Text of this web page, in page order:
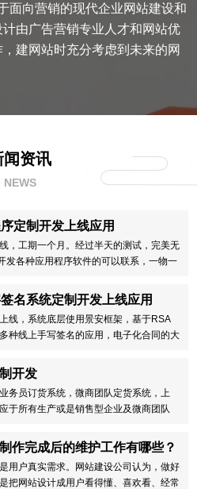
面向营销的现代企业网站建设和
由广告营销专业人才和网站优
建网站时充分考虑到未来的网
商务功能,为您赢得市场。
闻资讯
NEWS
定制开发上线应用
，工期一个月。经过半天的测试，完美无
发各种应用程序软件的可以联系，一物一
名系统定制开发上线应用
线，系统底层使用景安框架，基于RSA
种线上手写签名的应用，电子化合同的大
开发
务员订货系统，微商团队定货系统，上
于所有生产或是销售型企业及微商团队
发货给目标客户，方便管理订单，查看订
作完成后的维护工作有哪些？
用户真实需求。网站建设公司认为，做好
把网站设计成用户看得懂、喜欢看、经常